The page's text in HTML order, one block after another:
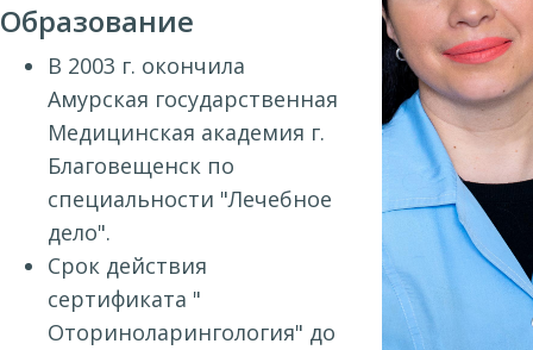
Образование
В 2003 г. окончила
Амурская государственная
Медицинская академия г.
Благовещенск по
специальности "Лечебное
дело".
Срок действия
сертификата "
Оториноларингология" до